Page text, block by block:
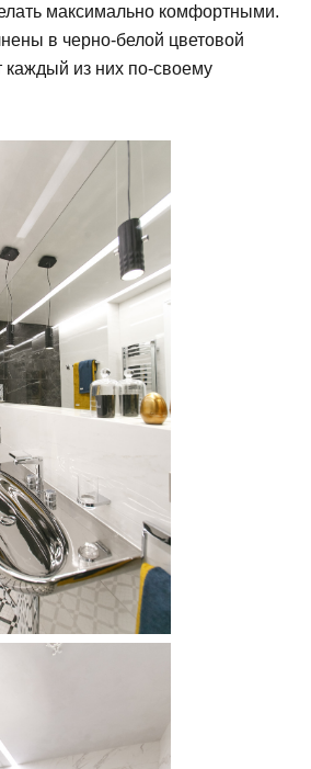
максимально комфортными.
в черно-белой цветовой
каждый из них по-своему